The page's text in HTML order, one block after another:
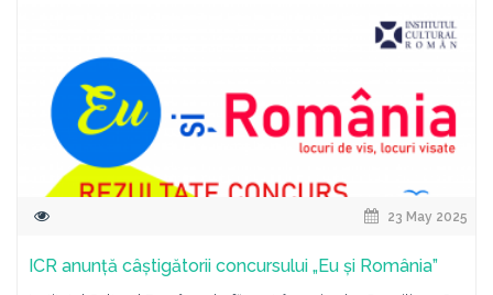
23 May 2025
ICR anunță câștigătorii concursului „Eu și România”